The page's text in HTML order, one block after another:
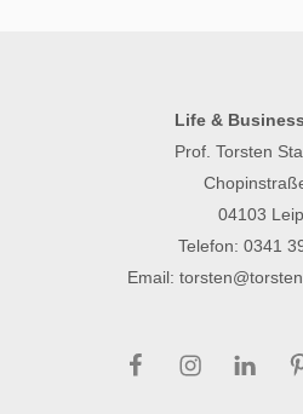
Life &
Prof. Torsten
04103
Telefon: 0341
Email:
FacebookInstagram